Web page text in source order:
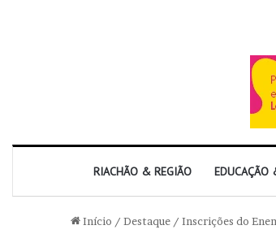
RIACHÃO & REGIÃO EDUCAÇÃO
Início / Destaque / Inscrições do